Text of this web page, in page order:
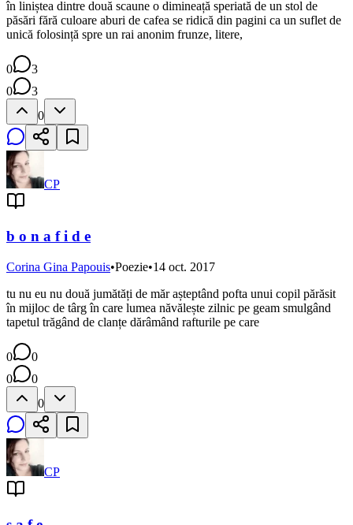
în liniștea dintre două scaune o dimineață speriată de un stol de
păsări fără culoare aburi de cafea se ridică din pagini ca un suflet de
unică folosință spre un rai anonim frunze, litere,
0
3
0
3
0
CP
b o n a f i d e
Corina Gina Papouis•Poezie•14 oct. 2017
tu nu eu nu două jumătăți de măr așteptând pofta unui copil părăsit
în mijloc de târg în care lumea năvălește zilnic pe geam smulgând
tapetul trăgând de clanțe dărâmând rafturile pe care
0
0
0
0
0
CP